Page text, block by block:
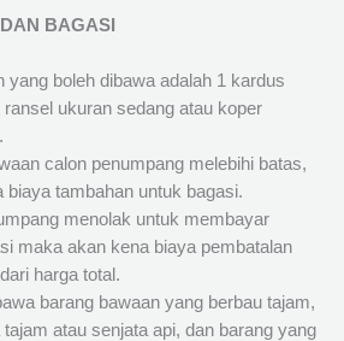
BAGASI
yang boleh dibawa adalah 1 kardus
ransel ukuran sedang atau koper
calon penumpang melebihi batas,
biaya tambahan untuk bagasi.
menolak untuk membayar
maka akan kena biaya pembatalan
harga total.
barang bawaan yang berbau tajam,
tajam atau senjata api, dan barang yang